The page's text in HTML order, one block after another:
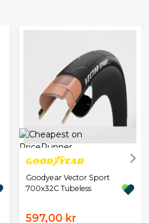
Goodyear Vector Sport
700x32C Tubeless
597,00 kr